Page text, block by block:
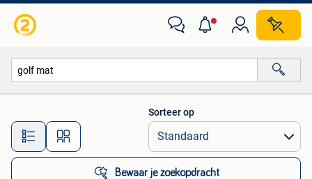
Alle afstanden…
Sorteer op
Bewaar je zoekopdracht